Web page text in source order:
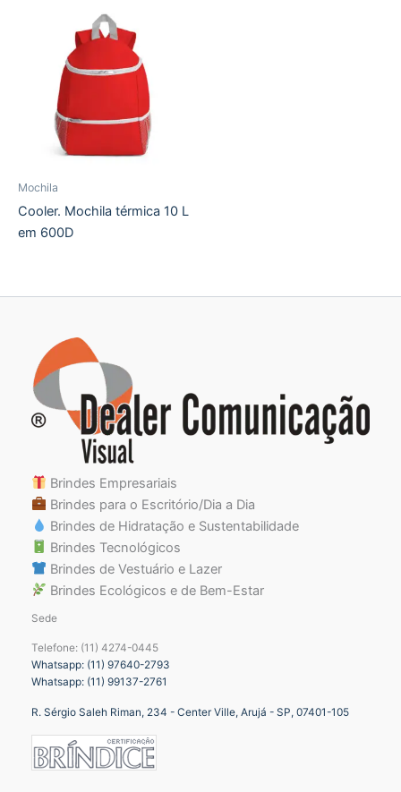
Mochila
Cooler. Mochila térmica 10 L
em 600D
Brindes Empresariais
Brindes para o Escritório/Dia a Dia
Brindes de Hidratação e Sustentabilidade
Brindes Tecnológicos
Brindes de Vestuário e Lazer
Brindes Ecológicos e de Bem-Estar
Sede
Telefone: (11) 4274-0445
Whatsapp: (11) 97640-2793
Whatsapp: (11) 99137-2761
R. Sérgio Saleh Riman, 234 - Center Ville, Arujá - SP, 07401-105